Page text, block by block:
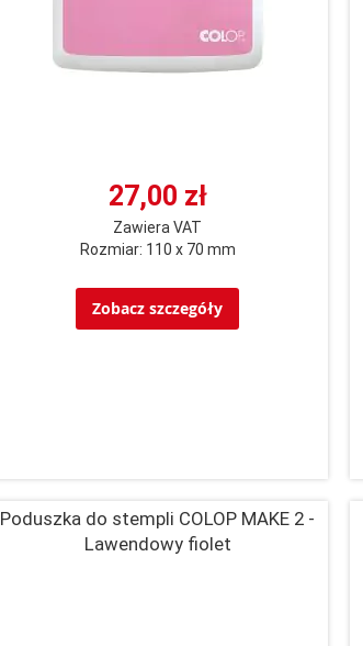
27,00 zł
Zawiera VAT
Rozmiar: 110 x 70 mm
Zobacz szczegóły
Poduszka do stempli COLOP MAKE 2 -
Lawendowy fiolet